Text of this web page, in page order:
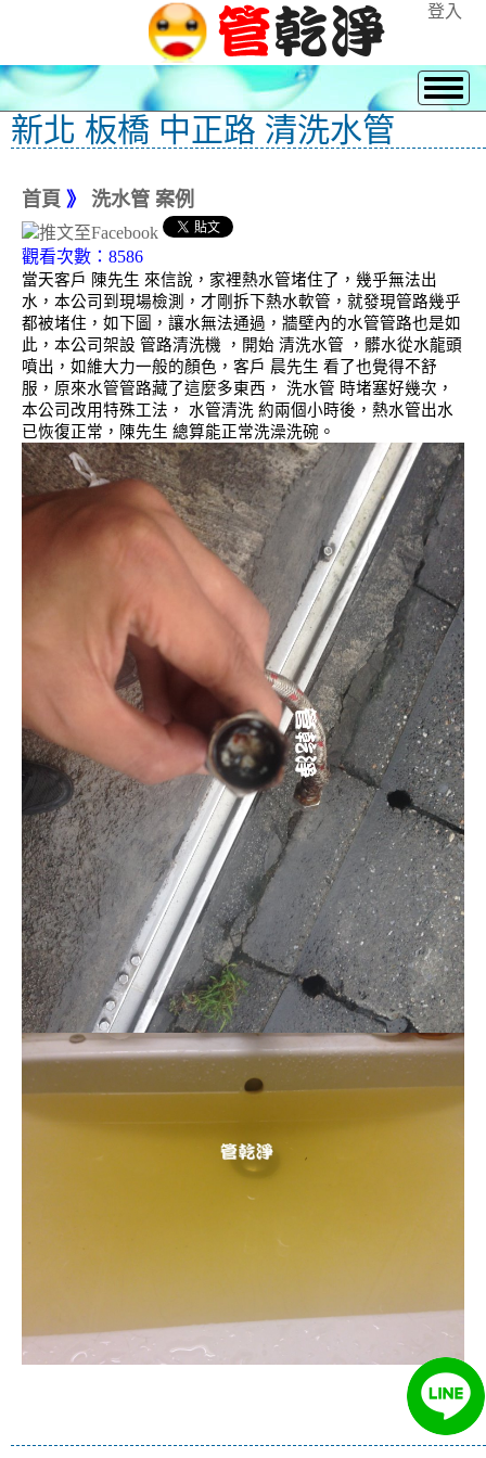
登入
新北 板橋 中正路 清洗水管
首頁 》 洗水管 案例
觀看次數：8586
當天客戶 陳先生 來信說，家裡熱水管堵住了，幾乎無法出
水，本公司到現場檢測，才剛拆下熱水軟管，就發現管路幾乎
都被堵住，如下圖，讓水無法通過，牆壁內的水管管路也是如
此，本公司架設 管路清洗機 ，開始 清洗水管 ，髒水從水龍頭
噴出，如維大力一般的顏色，客戶 晨先生 看了也覺得不舒
服，原來水管管路藏了這麼多東西， 洗水管 時堵塞好幾次，
本公司改用特殊工法， 水管清洗 約兩個小時後，熱水管出水
已恢復正常，陳先生 總算能正常洗澡洗碗。
清洗水管, 水管清洗, 洗水管, 熱水管